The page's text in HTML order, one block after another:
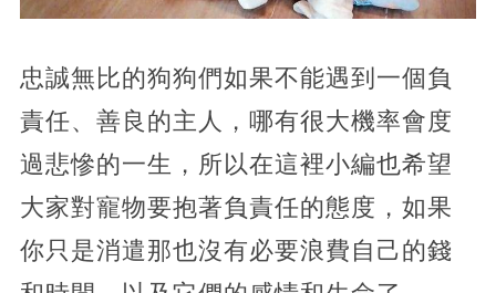
忠誠無比的狗狗們如果不能遇到一個負
責任、善良的主人，哪有很大機率會度
過悲慘的一生，所以在這裡小編也希望
大家對寵物要抱著負責任的態度，如果
你只是消遣那也沒有必要浪費自己的錢